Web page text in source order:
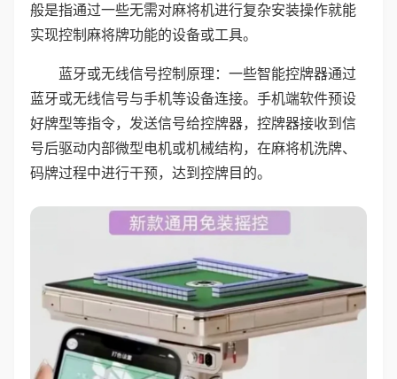
般是指通过一些无需对麻将机进行复杂安装操作就能
实现控制麻将牌功能的设备或工具。
蓝牙或无线信号控制原理：一些智能控牌器通过
蓝牙或无线信号与手机等设备连接。手机端软件预设
好牌型等指令，发送信号给控牌器，控牌器接收到信
号后驱动内部微型电机或机械结构，在麻将机洗牌、
码牌过程中进行干预，达到控牌目的。